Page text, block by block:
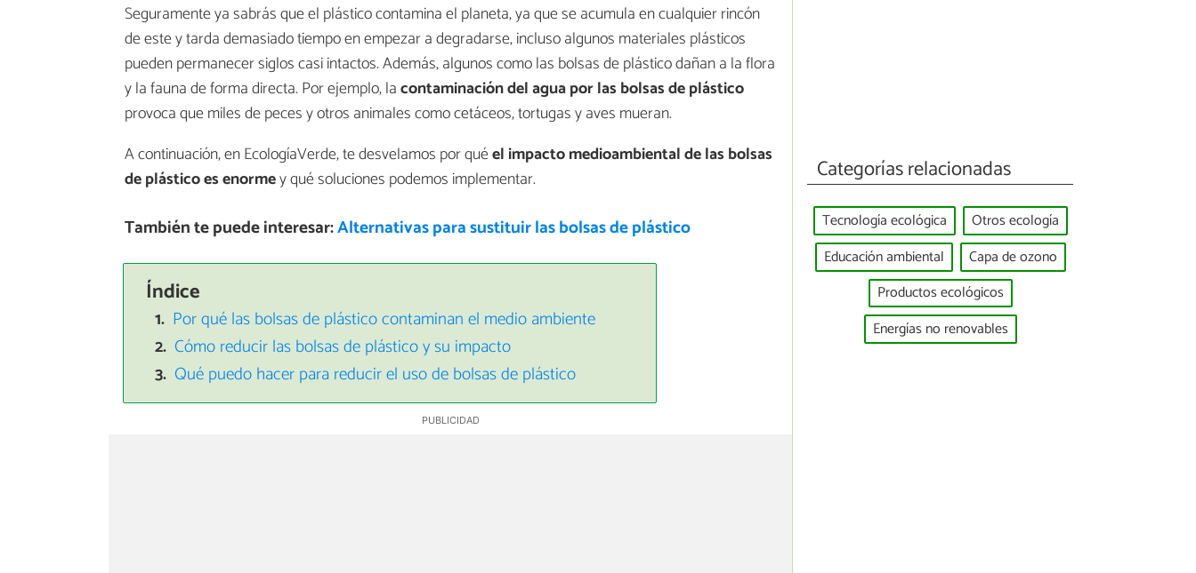
Seguramente ya sabrás que el plástico contamina el planeta, ya que se acumula en cualquier rincón
de este y tarda demasiado tiempo en empezar a degradarse, incluso algunos materiales plásticos
pueden permanecer siglos casi intactos. Además, algunos como las bolsas de plástico dañan a la flora
y la fauna de forma directa. Por ejemplo, lacontaminación del agua por las bolsas de plástico
provoca que miles de peces y otros animales como cetáceos, tortugas y aves mueran.
A continuación, en EcologíaVerde, te desvelamos por quéel impacto medioambiental de las bolsas
de plástico es enormey qué soluciones podemos implementar.
También te puede interesar:Alternativas para sustituir las bolsas de plástico
Índice
Por qué las bolsas de plástico contaminan el medio ambiente
Cómo reducir las bolsas de plástico y su impacto
Qué puedo hacer para reducir el uso de bolsas de plástico
Categorías relacionadas
Tecnología ecológica
Otros ecología
Educación ambiental
Capa de ozono
Productos ecológicos
Energías no renovables